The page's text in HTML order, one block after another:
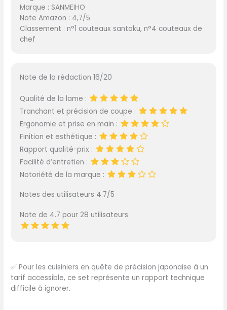
Marque : SANMEIHO
Note Amazon : 4,7/5
Classement : n°1 couteaux santoku, n°4 couteaux de
chef
Note de la rédaction 16/20
Qualité de la lame :
Tranchant et précision de coupe :
Ergonomie et prise en main :
Finition et esthétique :
Rapport qualité-prix :
Facilité d’entretien :
Notoriété de la marque :
Notes des utilisateurs 4.7/5
Note de 4.7 pour 28 utilisateurs
✅ Pour les cuisiniers en quête de précision japonaise à un
tarif accessible, ce set représente un rapport technique
difficile à ignorer.